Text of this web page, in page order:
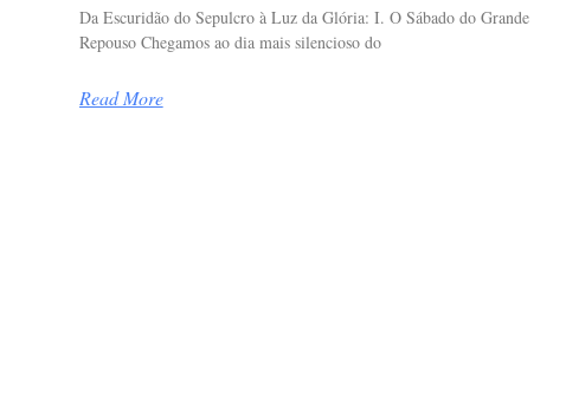
Da Escuridão do Sepulcro à Luz da Glória: I. O Sábado do Grande
Repouso Chegamos ao dia mais silencioso do
Read More